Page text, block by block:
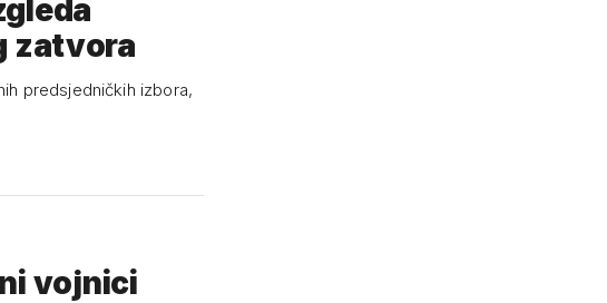
zatvora
predsjedničkih izbora,
vojnici